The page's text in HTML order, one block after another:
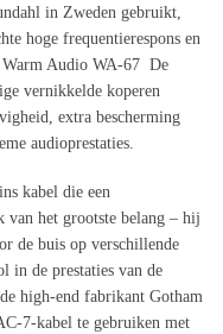
in Zweden gebruikt,
hoge frequentierespons en
Warm Audio WA-67 De
vernikkelde koperen
extra bescherming
audioprestaties.
kabel die een
het grootste belang – hij
de buis op verschillende
in de prestaties van de
high-end fabrikant Gotham
7-kabel te gebruiken met